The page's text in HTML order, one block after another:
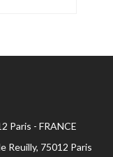
Paris - FRANCE
Reuilly, 75012 Paris